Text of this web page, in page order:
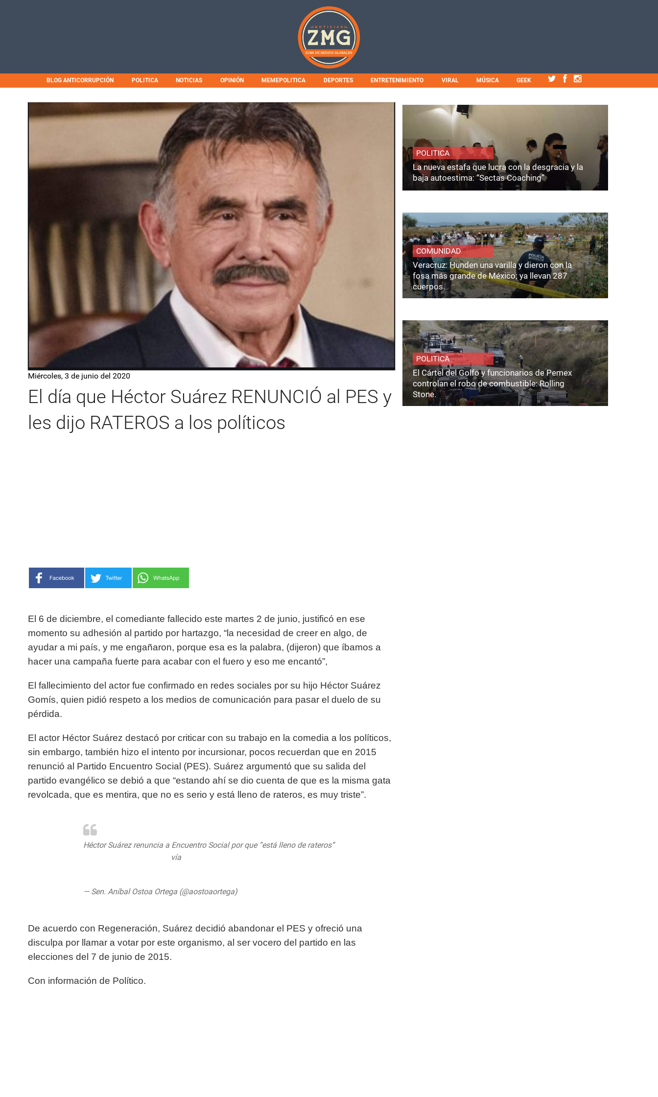
BLOG ANTICORRUPCIÓN POLITICA NOTICIAS OPINIÓN MEMEPOLITICA DEPORTES ENTRETENIMIENTO VIRAL MÚSICA GEEK
Miércoles, 3 de junio del 2020
El día que Héctor Suárez RENUNCIÓ al PES y
les dijo RATEROS a los políticos
El 6 de diciembre, el comediante fallecido este martes 2 de junio, justificó en ese
momento su adhesión al partido por hartazgo, “la necesidad de creer en algo, de
ayudar a mi país, y me engañaron, porque esa es la palabra, (dijeron) que íbamos a
hacer una campaña fuerte para acabar con el fuero y eso me encantó”,
El fallecimiento del actor fue confirmado en redes sociales por su hijo Héctor Suárez
Gomís, quien pidió respeto a los medios de comunicación para pasar el duelo de su
pérdida.
El actor Héctor Suárez destacó por criticar con su trabajo en la comedia a los políticos,
sin embargo, también hizo el intento por incursionar, pocos recuerdan que en 2015
renunció al Partido Encuentro Social (PES). Suárez argumentó que su salida del
partido evangélico se debió a que “estando ahí se dio cuenta de que es la misma gata
revolcada, que es mentira, que no es serio y está lleno de rateros, es muy triste”.
Héctor Suárez renuncia a Encuentro Social por que “está lleno de rateros”
vía
— Sen. Aníbal Ostoa Ortega (@aostoaortega)
De acuerdo con Regeneración, Suárez decidió abandonar el PES y ofreció una
disculpa por llamar a votar por este organismo, al ser vocero del partido en las
elecciones del 7 de junio de 2015.
Con información de Político.
POLITICA
La nueva estafa que lucra con la desgracia y la
baja autoestima: “Sectas Coaching”
COMUNIDAD
Veracruz: Hunden una varilla y dieron con la
fosa más grande de México; ya llevan 287
cuerpos.
POLITICA
El Cártel del Golfo y funcionarios de Pemex
controlan el robo de combustible: Rolling
Stone.